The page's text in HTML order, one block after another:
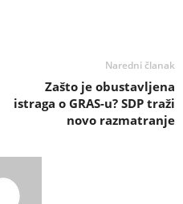
Naredni članak
Zašto je obustavljena
istraga o GRAS-u? SDP traži
novo razmatranje